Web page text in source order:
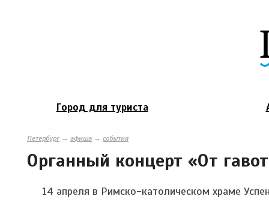
Город для туриста
Петербург→ афиша → события
Органный концерт «От
14 апреля в Римско-католическом храме